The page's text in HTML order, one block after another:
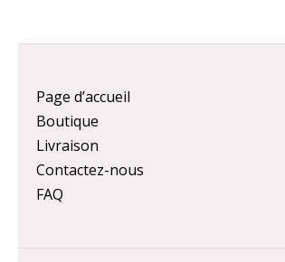
Page d’accueil
Boutique
Livraison
Contactez-nous
FAQ